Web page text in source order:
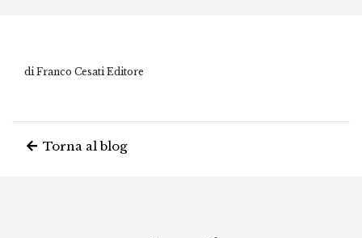
di Franco Cesati Editore
Torna al blog